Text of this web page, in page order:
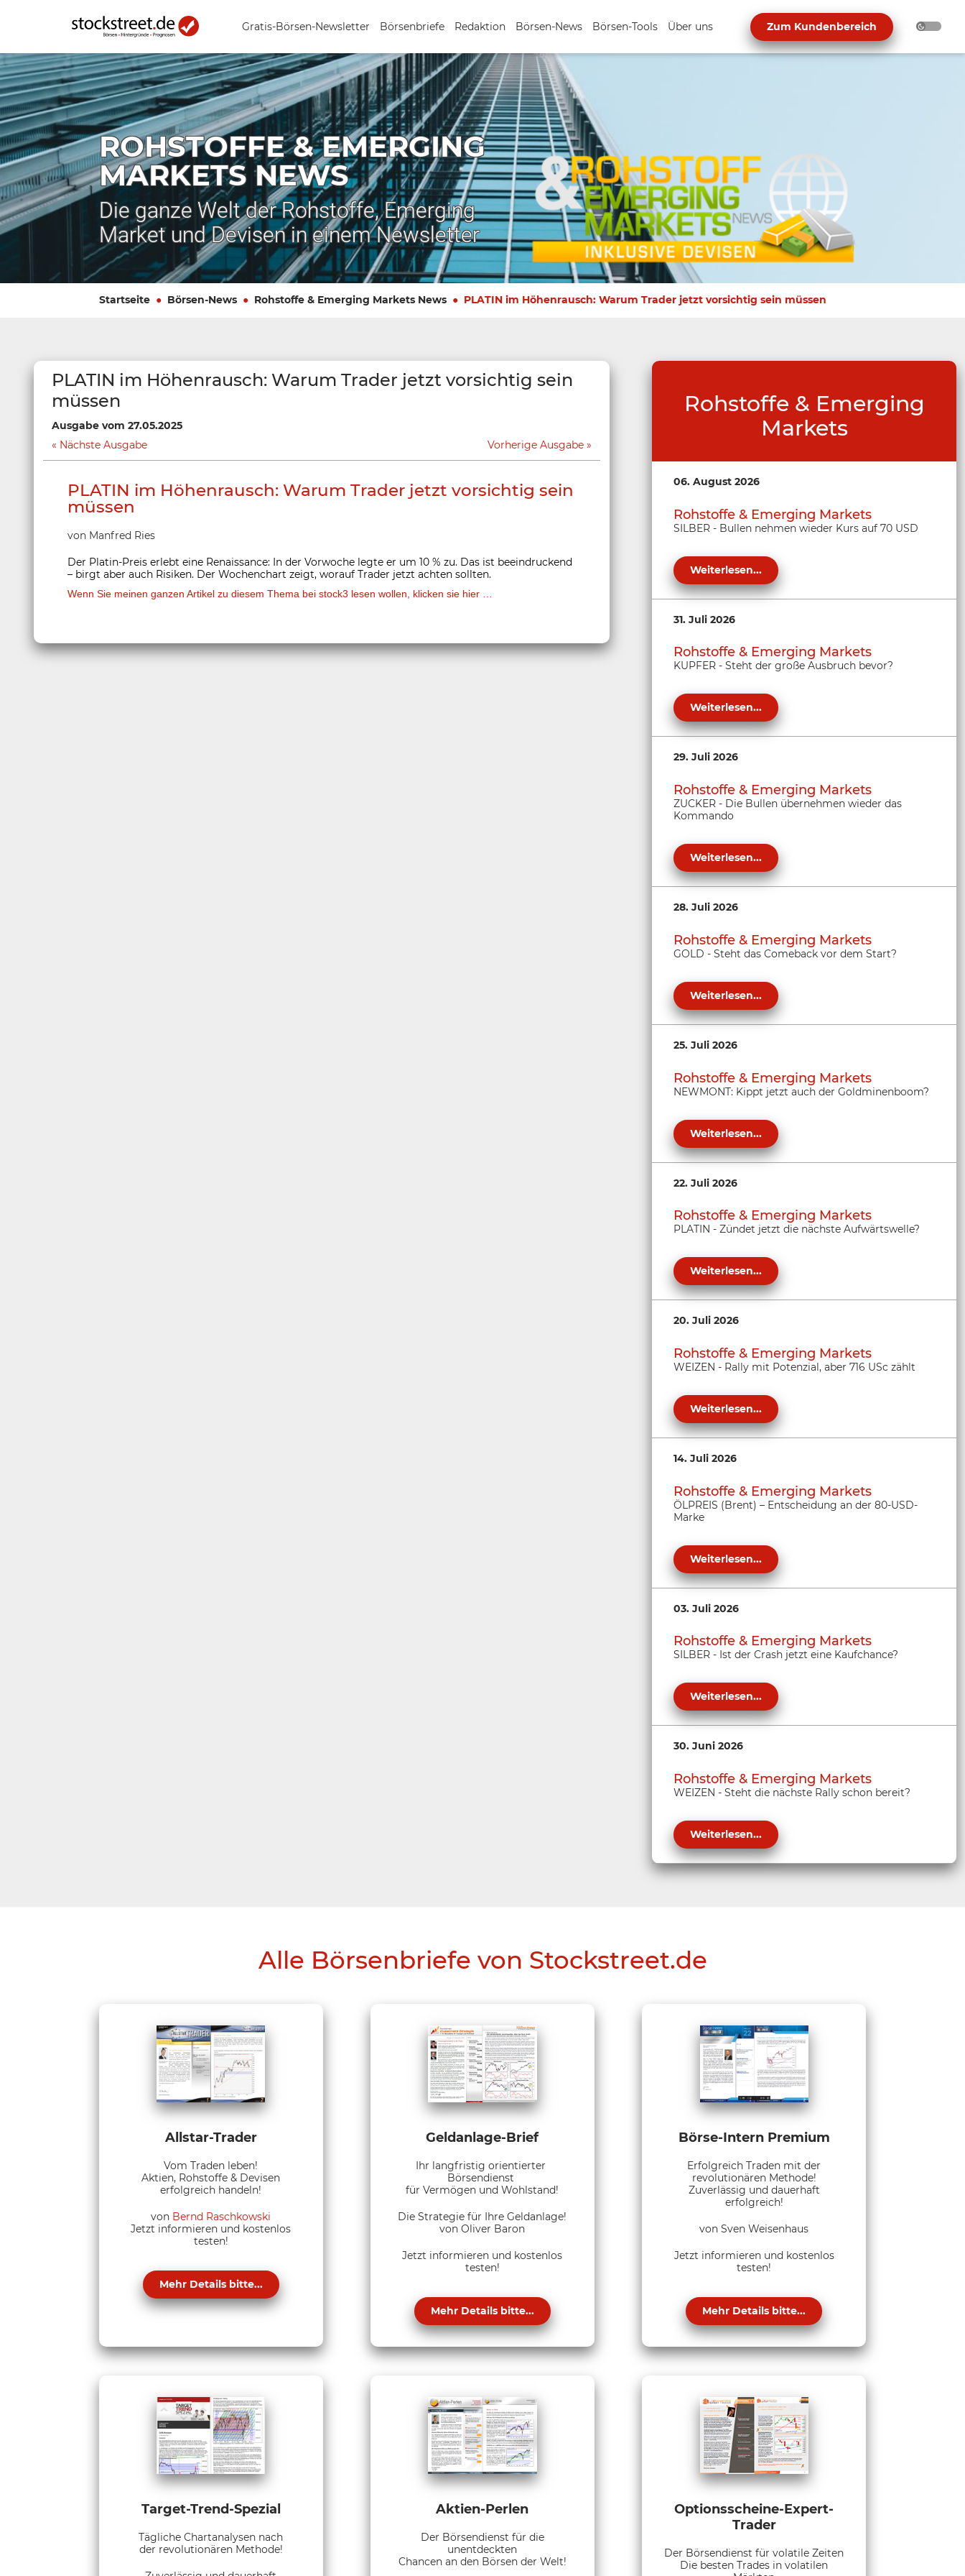
Gratis-Börsen-Newsletter Börsenbriefe Redaktion Börsen-News Börsen-Tools Über uns Zum Kundenbereich
ROHSTOFFE & EMERGING
MARKETS NEWS
Die ganze Welt der Rohstoffe, Emerging
Market und Devisen in einem Newsletter
Startseite Börsen-News Rohstoffe & Emerging Markets News PLATIN im Höhenrausch: Warum Trader jetzt vorsichtig sein müssen
PLATIN im Höhenrausch: Warum Trader jetzt vorsichtig sein
müssen
Ausgabe vom 27.05.2025
Nächste Ausgabe
Vorherige Ausgabe
PLATIN im Höhenrausch: Warum Trader jetzt vorsichtig sein
müssen
von Manfred Ries
Der Platin-Preis erlebt eine Renaissance: In der Vorwoche legte er um 10 % zu. Das ist beeindruckend
– birgt aber auch Risiken. Der Wochenchart zeigt, worauf Trader jetzt achten sollten.
Wenn Sie meinen ganzen Artikel zu diesem Thema bei stock3 lesen wollen, klicken sie hier …
Rohstoffe & Emerging
Markets
06. August 2026
Rohstoffe & Emerging Markets
SILBER - Bullen nehmen wieder Kurs auf 70 USD
Weiterlesen...
31. Juli 2026
Rohstoffe & Emerging Markets
KUPFER - Steht der große Ausbruch bevor?
Weiterlesen...
29. Juli 2026
Rohstoffe & Emerging Markets
ZUCKER - Die Bullen übernehmen wieder das
Kommando
Weiterlesen...
28. Juli 2026
Rohstoffe & Emerging Markets
GOLD - Steht das Comeback vor dem Start?
Weiterlesen...
25. Juli 2026
Rohstoffe & Emerging Markets
NEWMONT: Kippt jetzt auch der Goldminenboom?
Weiterlesen...
22. Juli 2026
Rohstoffe & Emerging Markets
PLATIN - Zündet jetzt die nächste Aufwärtswelle?
Weiterlesen...
20. Juli 2026
Rohstoffe & Emerging Markets
WEIZEN - Rally mit Potenzial, aber 716 USc zählt
Weiterlesen...
14. Juli 2026
Rohstoffe & Emerging Markets
ÖLPREIS (Brent) – Entscheidung an der 80-USD-
Marke
Weiterlesen...
03. Juli 2026
Rohstoffe & Emerging Markets
SILBER - Ist der Crash jetzt eine Kaufchance?
Weiterlesen...
30. Juni 2026
Rohstoffe & Emerging Markets
WEIZEN - Steht die nächste Rally schon bereit?
Weiterlesen...
Alle Börsenbriefe von Stockstreet.de
Allstar-Trader
Vom Traden leben!
Aktien, Rohstoffe & Devisen
erfolgreich handeln!
von Bernd Raschkowski
Jetzt informieren und kostenlos
testen!
Mehr Details bitte...
Geldanlage-Brief
Ihr langfristig orientierter
Börsendienst
für Vermögen und Wohlstand!
Die Strategie für Ihre Geldanlage!
von Oliver Baron
Jetzt informieren und kostenlos
testen!
Mehr Details bitte...
Börse-Intern Premium
Erfolgreich Traden mit der
revolutionären Methode!
Zuverlässig und dauerhaft
erfolgreich!
von Sven Weisenhaus
Jetzt informieren und kostenlos
testen!
Mehr Details bitte...
Target-Trend-Spezial
Tägliche Chartanalysen nach
der revolutionären Methode!
Aktien-Perlen
Der Börsendienst für die
unentdeckten
Chancen an den Börsen der Welt!
Optionsscheine-Expert-
Trader
Der Börsendienst für volatile Zeiten
Die besten Trades in volatilen